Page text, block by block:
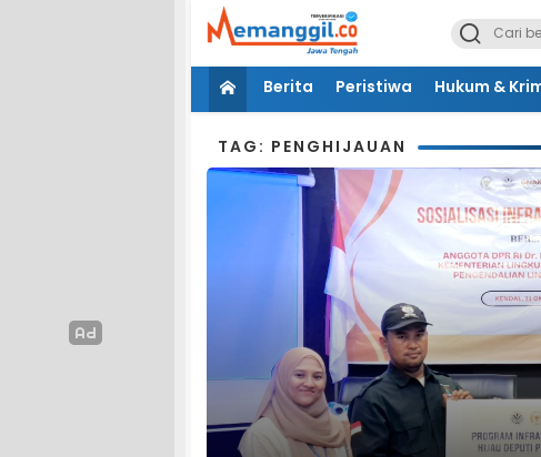
Berita Peristiwa Hukum &
TAG: PENGHIJAUAN